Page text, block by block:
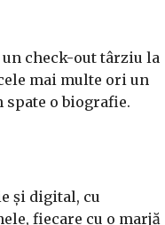
un check-out târziu la
mai multe ori un
spate o biografie.
și digital, cu
fiecare cu o marjă